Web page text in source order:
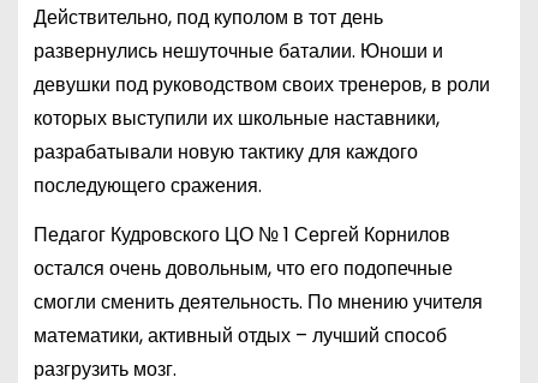
Действительно, под куполом в тот день
развернулись нешуточные баталии. Юноши и
девушки под руководством своих тренеров, в роли
которых выступили их школьные наставники,
разрабатывали новую тактику для каждого
последующего сражения.
Педагог Кудровского ЦО № 1 Сергей Корнилов
остался очень довольным, что его подопечные
смогли сменить деятельность. По мнению учителя
математики, активный отдых – лучший способ
разгрузить мозг.